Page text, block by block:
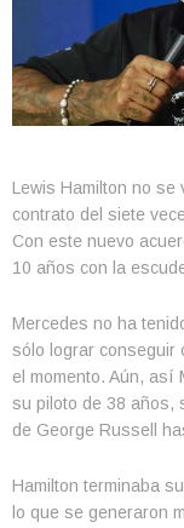
Lewis Hamilton no se
contrato del siete
Con este nuevo
10 años con la
Mercedes no ha
sólo lograr conseguir
el momento. Aún, así
su piloto de 38 años,
de George Russell
Hamilton terminaba
lo que se generaron